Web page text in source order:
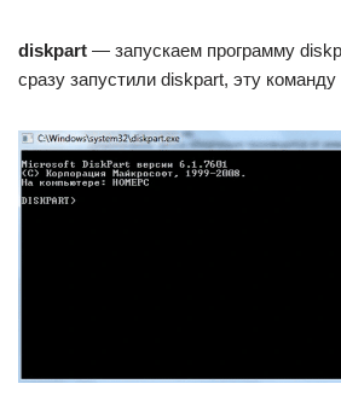
diskpart — запускаем программу
сразу запустили diskpart, эту